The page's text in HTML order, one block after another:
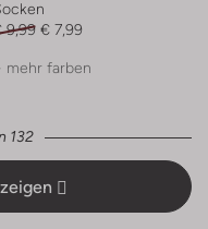
9,99 € 7,99
mehr farben
132